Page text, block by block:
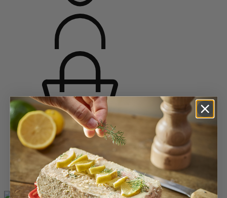
Startpagina
Koffiemolens
Koffiemolens
Langzame koffiemolens
Brésil